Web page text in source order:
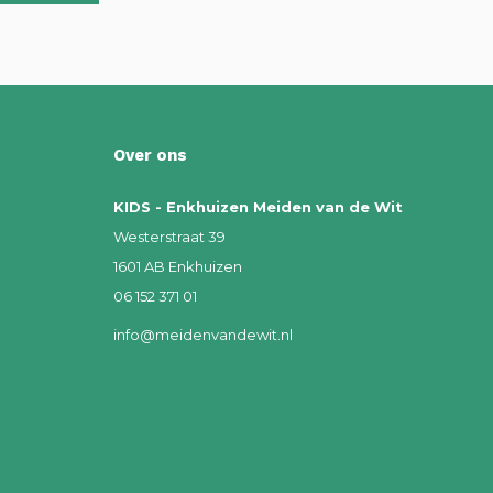
Over ons
KIDS - Enkhuizen Meiden van de Wit
Westerstraat 39
1601 AB Enkhuizen
06 152 371 01
info@meidenvandewit.nl